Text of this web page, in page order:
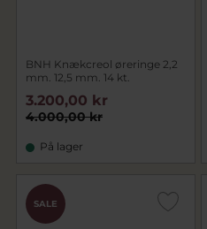
BNH Knækcreol øreringe 2,2
mm. 12,5 mm. 14 kt.
4.000,00 kr
3.200,00 kr
På lager
SALE